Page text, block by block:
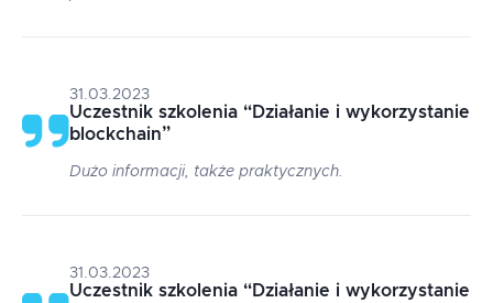
31.03.2023
Uczestnik szkolenia “Działanie i wykorzystanie
blockchain”
Dużo informacji, także praktycznych.
31.03.2023
Uczestnik szkolenia “Działanie i wykorzystanie